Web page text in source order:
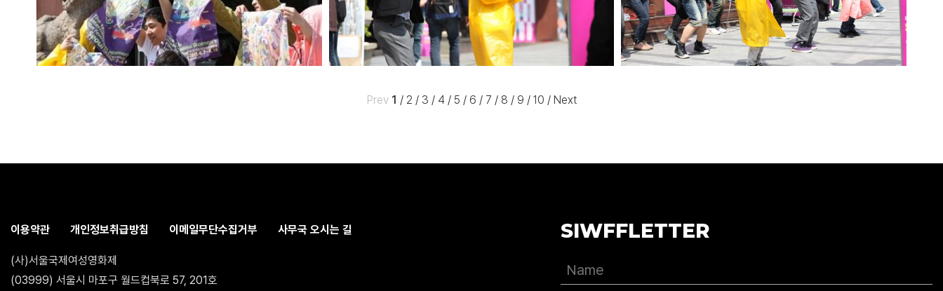
Prev 1 / 2 / 3 / 4 / 5 / 6 / 7 / 8 / 9 / 10 / Next
이용약관 개인정보취급방침 이메일무단수집거부 사무국 오시는 길
(사)서울국제여성영화제
(03999) 서울시 마포구 월드컵북로 57, 201호
SIWFFLETTER